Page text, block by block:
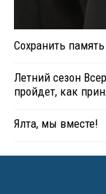
Сохранить
Летний сезон
пройдет, как
Ялта, мы вместе!